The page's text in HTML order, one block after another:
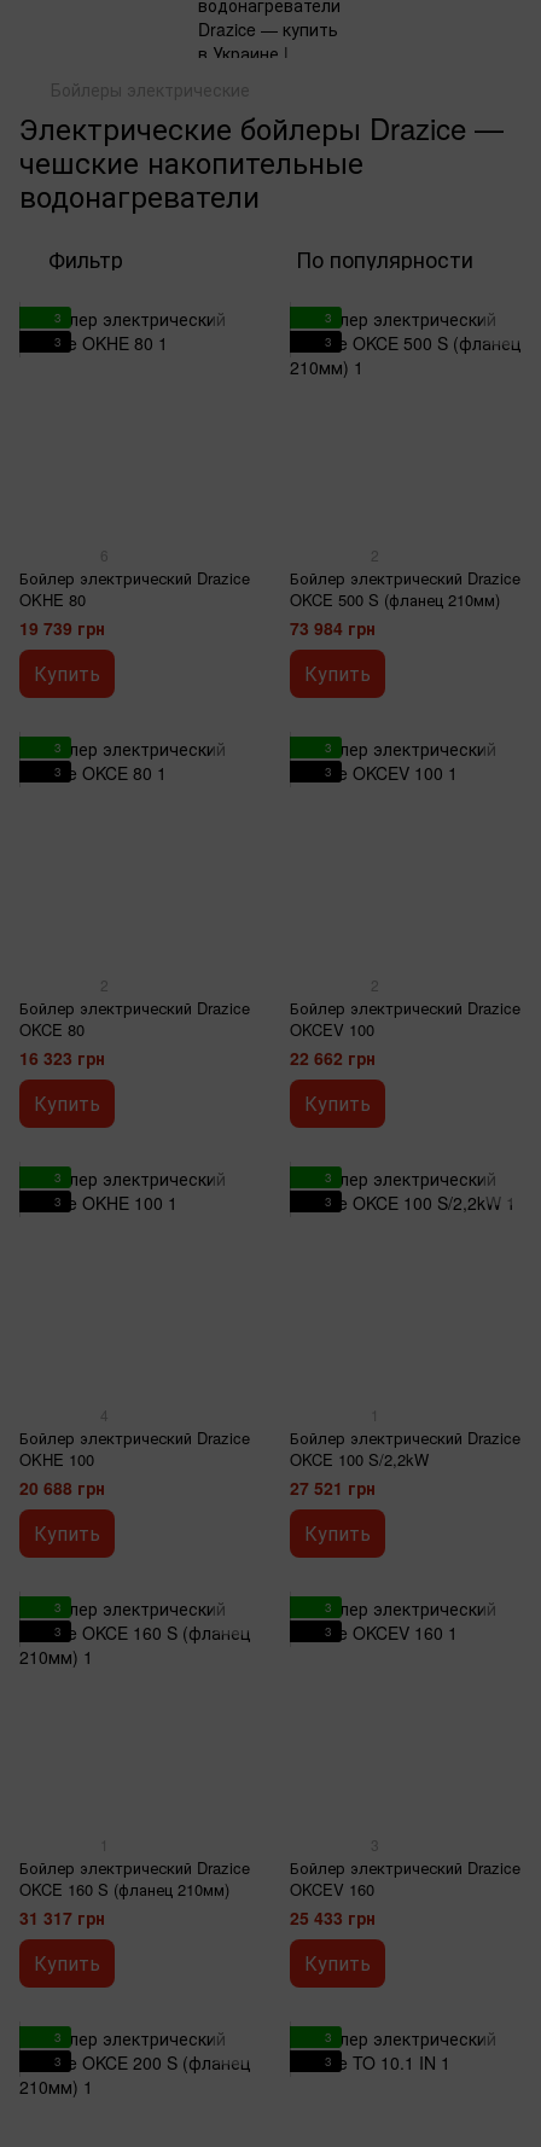
Бойлеры электрические
Электрические бойлеры Drazice —
чешские накопительные
водонагреватели
Фильтр По популярности
3
3
6
Бойлер электрический Drazice
OKHE 80
19 739 грн
Купить
3
3
2
Бойлер электрический Drazice
OKCE 500 S (фланец 210мм)
73 984 грн
Купить
3
3
2
Бойлер электрический Drazice
OKCE 80
16 323 грн
Купить
3
3
2
Бойлер электрический Drazice
OKCEV 100
22 662 грн
Купить
3
3
4
Бойлер электрический Drazice
OKHE 100
20 688 грн
Купить
3
3
1
Бойлер электрический Drazice
OKCE 100 S/2,2kW
27 521 грн
Купить
3
3
1
Бойлер электрический Drazice
OKCE 160 S (фланец 210мм)
31 317 грн
Купить
3
3
3
Бойлер электрический Drazice
OKCEV 160
25 433 грн
Купить
3
3
3
3